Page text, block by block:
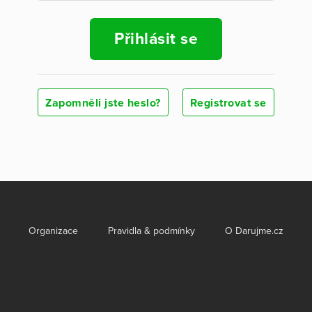
Přihlásit se
Zapomněli jste heslo? Registrovat se
Organizace Pravidla & podmínky O Darujme.cz